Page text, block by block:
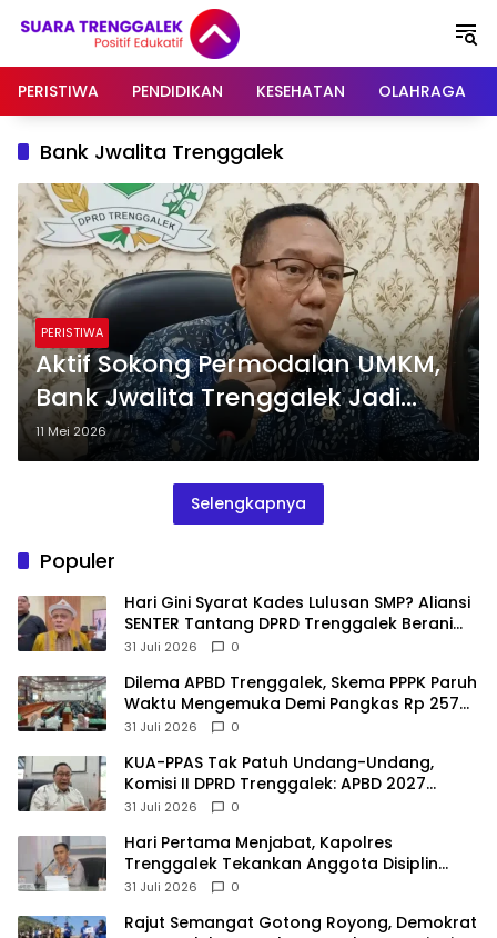
PERISTIWA
PENDIDIKAN KESEHATAN OLAHRAGA
Bank Jwalita Trenggalek
PERISTIWA
Aktif Sokong Permodalan UMKM,
Bank Jwalita Trenggalek Jadi
Prioritas Penyertaan Modal
11 Mei 2026
Selengkapnya
Populer
Hari Gini Syarat Kades Lulusan SMP? Aliansi
SENTER Tantang DPRD Trenggalek Berani
Gunakan Open Legal Policy!
31 Juli 2026 0
Dilema APBD Trenggalek, Skema PPPK Paruh
Waktu Mengemuka Demi Pangkas Rp 257
Miliar
31 Juli 2026 0
KUA-PPAS Tak Patuh Undang-Undang,
Komisi II DPRD Trenggalek: APBD 2027
Terancam Sanksi
31 Juli 2026 0
Hari Pertama Menjabat, Kapolres
Trenggalek Tekankan Anggota Disiplin
Hindari Pelanggaran
31 Juli 2026 0
​Rajut Semangat Gotong Royong, Demokrat